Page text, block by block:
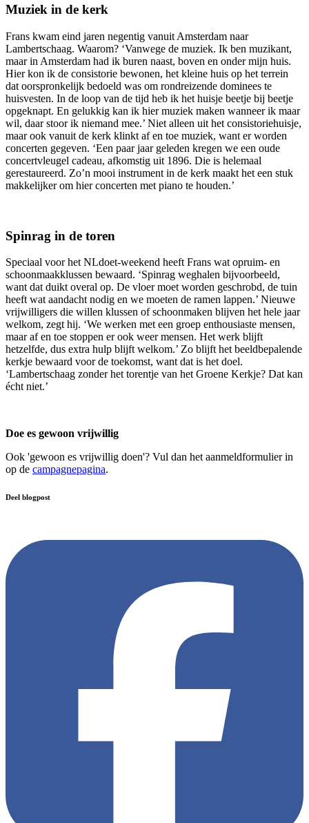
Muziek in de kerk
Frans kwam eind jaren negentig vanuit Amsterdam naar
Lambertschaag. Waarom? ‘Vanwege de muziek. Ik ben muzikant,
maar in Amsterdam had ik buren naast, boven en onder mijn huis.
Hier kon ik de consistorie bewonen, het kleine huis op het terrein
dat oorspronkelijk bedoeld was om rondreizende dominees te
huisvesten. In de loop van de tijd heb ik het huisje beetje bij beetje
opgeknapt. En gelukkig kan ik hier muziek maken wanneer ik maar
wil, daar stoor ik niemand mee.’ Niet alleen uit het consistoriehuisje,
maar ook vanuit de kerk klinkt af en toe muziek, want er worden
concerten gegeven. ‘Een paar jaar geleden kregen we een oude
concertvleugel cadeau, afkomstig uit 1896. Die is helemaal
gerestaureerd. Zo’n mooi instrument in de kerk maakt het een stuk
makkelijker om hier concerten met piano te houden.’
Spinrag in de toren
Speciaal voor het NLdoet-weekend heeft Frans wat opruim- en
schoonmaakklussen bewaard. ‘Spinrag weghalen bijvoorbeeld,
want dat duikt overal op. De vloer moet worden geschrobd, de tuin
heeft wat aandacht nodig en we moeten de ramen lappen.’ Nieuwe
vrijwilligers die willen klussen of schoonmaken blijven het hele jaar
welkom, zegt hij. ‘We werken met een groep enthousiaste mensen,
maar af en toe stoppen er ook weer mensen. Het werk blijft
hetzelfde, dus extra hulp blijft welkom.’ Zo blijft het beeldbepalende
kerkje bewaard voor de toekomst, want dat is het doel.
‘Lambertschaag zonder het torentje van het Groene Kerkje? Dat kan
écht niet.’
Doe es gewoon vrijwillig
Ook 'gewoon es vrijwillig doen'? Vul dan het aanmeldformulier in
op de campagnepagina.
Deel blogpost